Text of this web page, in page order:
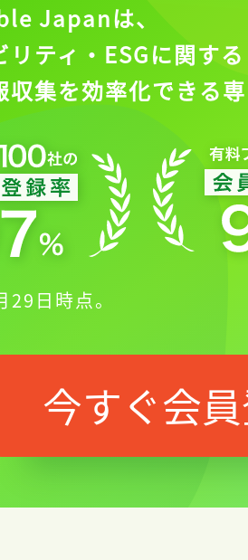
Japanは、
リティ・ESGに関する
収集を効率化できる
日時点。
今すぐ会